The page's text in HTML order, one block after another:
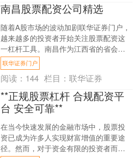
南昌股票配资公司精选
随着A股市场的波动加剧联华证券门户，
越来越多的投资者开始关注股票配资这
一杠杆工具。南昌作为江西省的省会城
市，金融服务业发展迅速，涌现出不少
股票配资公司。然而，面....
联华证券门户
阅读： 144 栏目：联华证券
**正规股票杠杆 合规配资平
台 安全可靠**
在当今快速发展的金融市场中，股票投
资已成为许多人实现财富增值的重要途
径。然而，对于资金有限的投资者而